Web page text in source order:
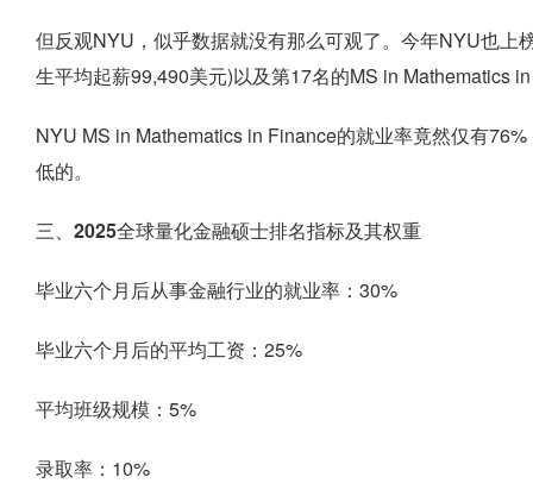
但反观NYU，似乎数据就没有那么可观了。今年NYU也
生平均起薪99,490美元)以及第17名的MS in Mathematics
NYU MS in Mathematics in Finance的就业率竟然仅有
低的。
三、2025全球量化金融硕士排名指标及其权重
毕业六个月后从事金融行业的就业率：30%
毕业六个月后的平均工资：25%
平均班级规模：5%
录取率：10%